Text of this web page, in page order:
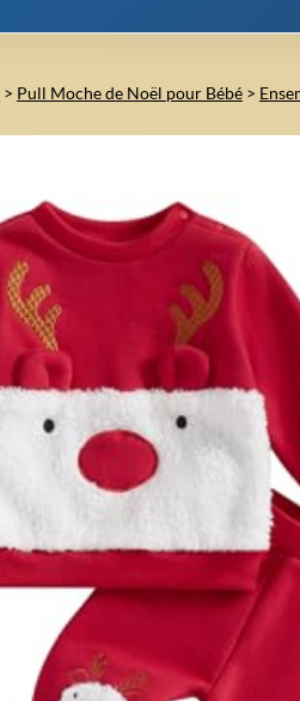
> Pull Moche de Noël pour Bébé >